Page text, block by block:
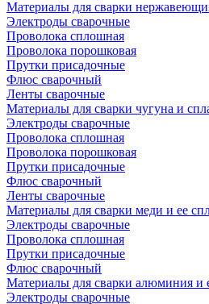
Материалы для сварки
Электроды сварочные
Проволока сплошная
Проволока порошковая
Прутки присадочные
Флюс сварочный
Ленты сварочные
Материалы для сварки чугуна и
Электроды сварочные
Проволока сплошная
Проволока порошковая
Прутки присадочные
Флюс сварочный
Ленты сварочные
Материалы для сварки меди и ее
Электроды сварочные
Проволока сплошная
Прутки присадочные
Флюс сварочный
Материалы для сварки алюминия и
Электроды сварочные